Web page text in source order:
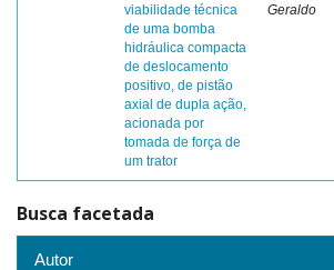
viabilidade técnica
de uma bomba
hidráulica compacta
de deslocamento
positivo, de pistão
axial de dupla ação,
acionada por
tomada de força de
um trator
Geraldo
Busca facetada
Autor